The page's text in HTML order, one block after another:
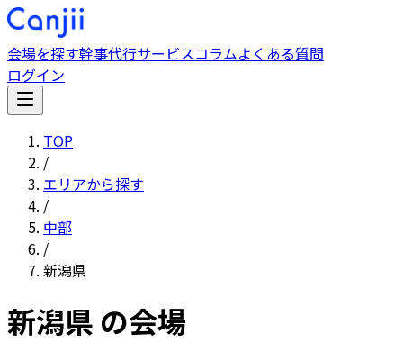
会場を探す幹事代行サービスコラムよくある質問
ログイン
TOP
/
エリアから探す
/
中部
/
新潟県
新潟県 の会場